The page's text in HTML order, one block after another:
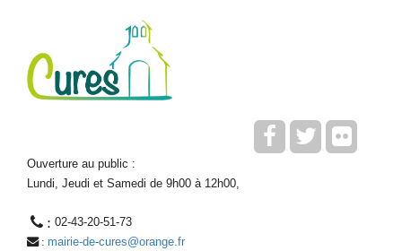
Ouverture au public :
Lundi, Jeudi et Samedi de 9h00 à 12h00,
: 02-43-20-51-73
: mairie-de-cures@orange.fr